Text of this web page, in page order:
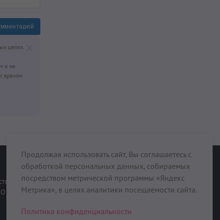
целях.
и не
врачом
О нас
При поддержке
Продолжая использовать сайт, Вы соглашаетесь с
обработкой персональных данных, собираемых
посредством метрической программы «Яндекс
Метрика», в целях аналитики посещаемости сайта.
Политика конфиденциальности